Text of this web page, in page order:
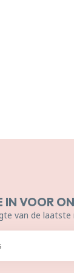
IN VOOR
van de laatste